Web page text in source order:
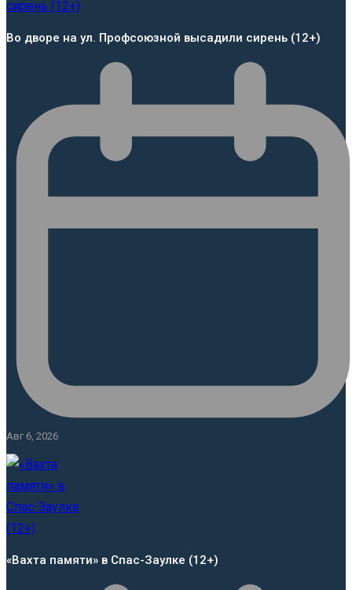
Во дворе на ул. Профсоюзной высадили сирень (12+)
Авг 6, 2026
«Вахта памяти» в Спас-Заулке (12+)